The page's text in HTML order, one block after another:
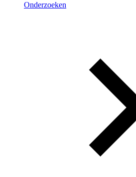
Onderzoeken